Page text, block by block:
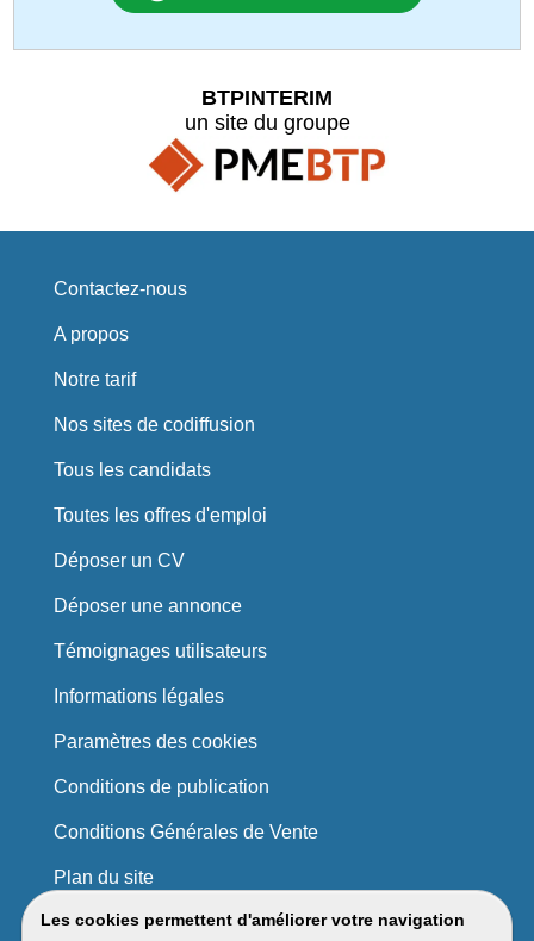
Les cookies permettent d'améliorer votre navigation
BTPINTERIM
un site du groupe
Contactez-nous
A propos
Notre tarif
Nos sites de codiffusion
Tous les candidats
Toutes les offres d'emploi
Déposer un CV
Déposer une annonce
Témoignages utilisateurs
Informations légales
Paramètres des cookies
Conditions de publication
Conditions Générales de Vente
Plan du site